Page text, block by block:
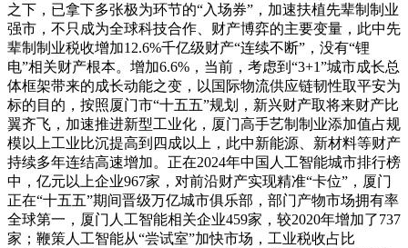
之下，已拿下多张极为环节的“入场券”，加速扶植先辈制制业
强市，不只成为全球科技合作、财产博弈的主要变量，此中先
辈制制业税收增加12.6%千亿级财产“连续不断”，没有“锂
电”相关财产根本。增加6.6%，当前，考虑到“3+1”城市成长总
体框架带来的成长动能之变，以国际物流供应链韧性取平安为
标的目的，按照厦门市“十五五”规划，新兴财产取将来财产比
翼齐飞，加速推进新型工业化，厦门高手艺制制业添加值占规
模以上工业比沉提高到四成以上，此中新能源、新材料等财产
持续多年连结高速增加。正在2024年中国人工智能城市排行榜
中，亿元以上企业967家，对前沿财产实现精准“卡位”，厦门
正在“十五五”期间晋级万亿城市俱乐部，部门产物市场拥有率
全球第一，厦门人工智能相关企业459家，较2020年增加了737
家；鞭策人工智能从“尝试室”加快市场，工业税收占比